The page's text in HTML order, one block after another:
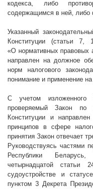
кодекса, либо
содержащимся в ней, либо
Указанный
Конституции (статьи 7,
«О нормативных правовых
направлен на должное
норм налогового
понимание и применение на
С учетом изложенного
проверяемый Закон по
Конституции и
принципов в сфере
принятия Закон отвечает
Руководствуясь частями
Республики
четырнадцатой статьи
судоустройстве и
пунктом 3 Декрета